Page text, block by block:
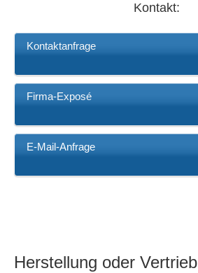
Kontakt:
Kontaktanfrage
Firma-Exposé
E-Mail-Anfrage
Herstellung oder